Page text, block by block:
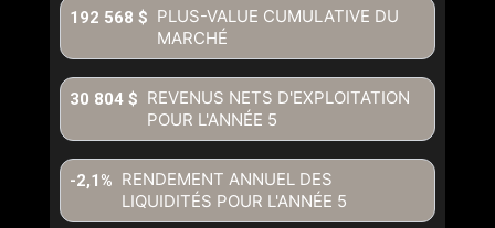
communiquer avec vous.PLUS-VALUE CUMULATIVE DU
MARCHÉ
192 568 $
REVENUS NETS D'EXPLOITATION
POUR L'ANNÉE 5
30 804 $
RENDEMENT ANNUEL DES
LIQUIDITÉS POUR L'ANNÉE 5
-2,1%